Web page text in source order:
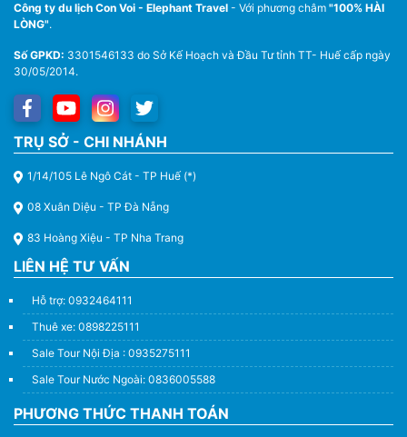
Thuê Xe Du Lịch Tại Huế – Từ 4 Chỗ Đến 45 Chỗ
Công ty du lịch Con Voi - Elephant Travel - Với phương châm "100% HÀI
LÒNG".
Số GPKD: 3301546133 do Sở Kế Hoạch và Đầu Tư tỉnh TT- Huế cấp ngày
30/05/2014.
TRỤ SỞ - CHI NHÁNH
1/14/105 Lê Ngô Cát - TP Huế (*)
08 Xuân Diệu - TP Đà Nẵng
83 Hoàng Xiệu - TP Nha Trang
LIÊN HỆ TƯ VẤN
Hỗ trợ: 0932464111
Thuê xe: 0898225111
Sale Tour Nội Địa : 0935275111
Sale Tour Nước Ngoài: 0836005588
PHƯƠNG THỨC THANH TOÁN